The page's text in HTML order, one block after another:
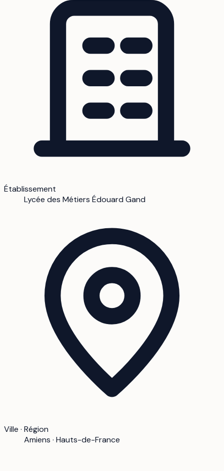
Établissement
Lycée des Métiers Édouard Gand
Ville · Région
Amiens · Hauts-de-France